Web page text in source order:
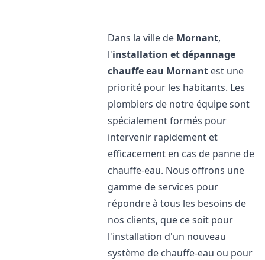
Dans la ville de Mornant,
l'installation et dépannage
chauffe eau Mornant est une
priorité pour les habitants. Les
plombiers de notre équipe sont
spécialement formés pour
intervenir rapidement et
efficacement en cas de panne de
chauffe-eau. Nous offrons une
gamme de services pour
répondre à tous les besoins de
nos clients, que ce soit pour
l'installation d'un nouveau
système de chauffe-eau ou pour